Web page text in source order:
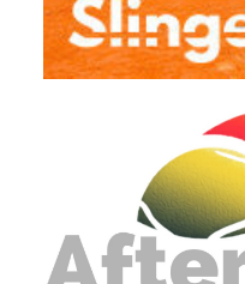
Michelle Cole (USV Jena)
Sarah Steinbach mit 6:2, 6:2.
Suchlich (TC 1990 Apolda)
Frisch (TC 1990 Apolda) für